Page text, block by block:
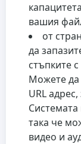
вашия
от
да
стъпките
Можете да
URL
така че
видео и